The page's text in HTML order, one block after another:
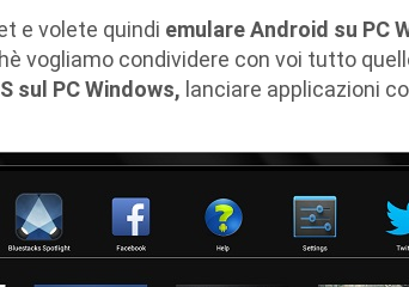
e volete quindi emulare Android su PC
vogliamo condividere con voi tutto
sul PC Windows, lanciare applicazioni